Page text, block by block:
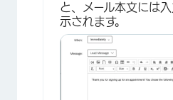
と、メール本文には
示されます。